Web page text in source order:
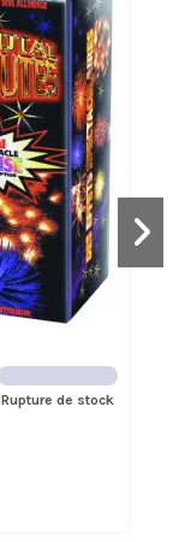
Rupture de stock